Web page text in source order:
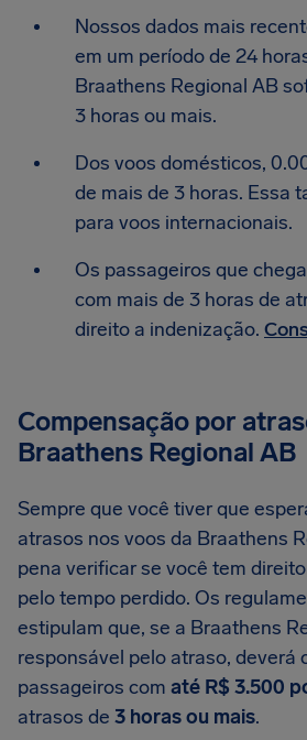
Nossos dados mais
em um período de 24
Braathens Regional AB
3 horas ou mais.
Dos voos domésticos,
de mais de 3 horas. Essa
para voos internacionais.
Os passageiros que
com mais de 3 horas de
direito a indenização.
Compensação por
Braathens Regional AB
Sempre que você tiver que
atrasos nos voos da Braathens
pena verificar se você tem
pelo tempo perdido. Os
estipulam que, se a Braathens
responsável pelo atraso, deverá
passageiros com até R$ 3.500
atrasos de 3 horas ou mais.